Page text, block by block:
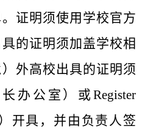
证明须使用学校官方
的证明须加盖学校相
外高校出具的证明须
办公室）或Register
开具，并由负责人签